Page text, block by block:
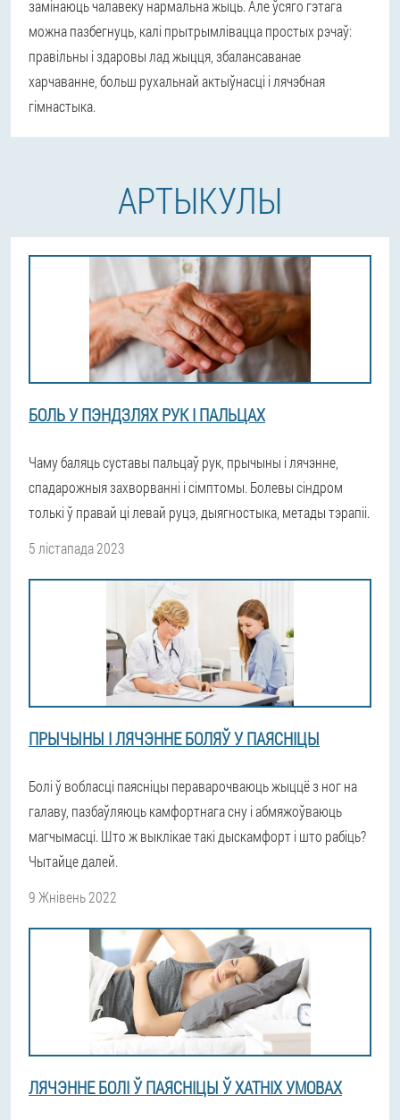
замінаюць чалавеку нармальна жыць. Але ўсяго гэтага
можна пазбегнуць, калі прытрымлівацца простых рэчаў:
правільны і здаровы лад жыцця, збалансаванае
харчаванне, больш рухальнай актыўнасці і лячэбная
гімнастыка.
АРТЫКУЛЫ
БОЛЬ У ПЭНДЗЛЯХ РУК І ПАЛЬЦАХ
Чаму баляць суставы пальцаў рук, прычыны і лячэнне,
спадарожныя захворванні і сімптомы. Болевы сіндром
толькі ў правай ці левай руцэ, дыягностыка, метады тэрапіі.
5 лістапада 2023
ПРЫЧЫНЫ І ЛЯЧЭННЕ БОЛЯЎ У ПАЯСНІЦЫ
Болі ў вобласці паясніцы пераварочваюць жыццё з ног на
галаву, пазбаўляюць камфортнага сну і абмяжоўваюць
магчымасці. Што ж выклікае такі дыскамфорт і што рабіць?
Чытайце далей.
9 Жнівень 2022
ЛЯЧЭННЕ БОЛІ Ў ПАЯСНІЦЫ Ў ХАТНІХ УМОВАХ